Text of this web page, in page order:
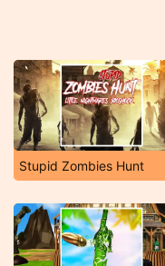
Stupid Zombies Hunt